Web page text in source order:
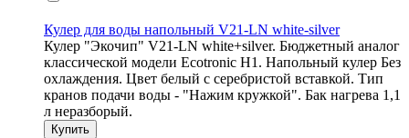
Кулер для воды напольный V21-LN white-silver
Кулер "Экочип" V21-LN white+silver. Бюджетный аналог
классической модели Ecotronic Н1. Напольный кулер Без
охлаждения. Цвет белый с серебристой вставкой. Тип
кранов подачи воды - "Нажим кружкой". Бак нагрева 1,1
л неразборый.
Купить